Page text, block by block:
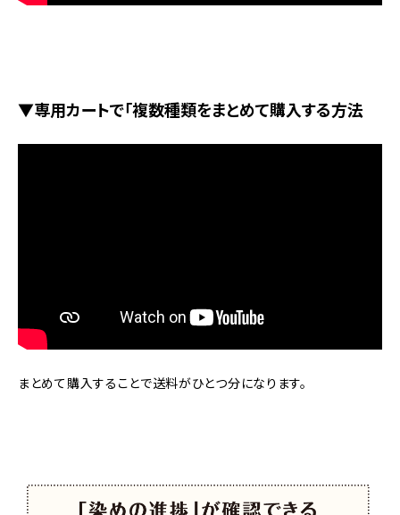
▼専用カートで「複数種類をまとめて購入する方法
まとめて購入することで送料がひとつ分になります。